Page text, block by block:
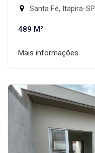
Santa Fé, Itapira-SP
489 M²
Mais informações